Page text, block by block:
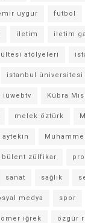
uygur futbol
iletim iletim
atölyeleri
istanbul
iüwebtv Kübra
melek öztürk
aytekin
bülent zülfikar
sanat sağlık
medya spor
ömer iğrek özgür